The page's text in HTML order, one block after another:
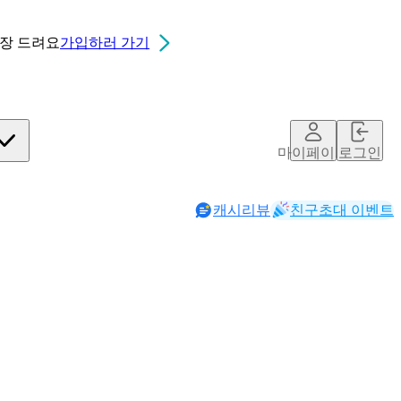
드려요가입하러 가기
마이페이지로그인
캐시리뷰 친구초대 이벤트